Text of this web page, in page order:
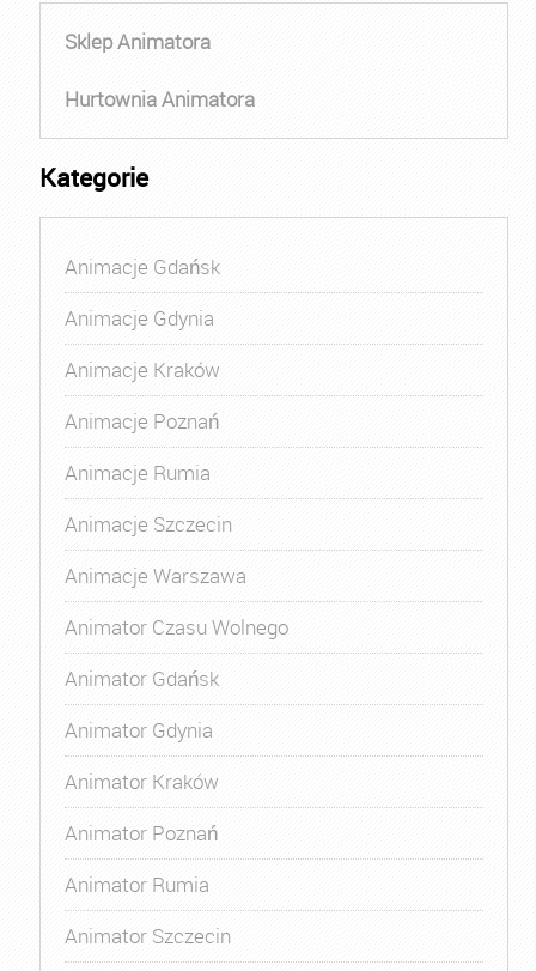
Sklep Animatora
Hurtownia Animatora
Kategorie
Animacje Gdańsk
Animacje Gdynia
Animacje Kraków
Animacje Poznań
Animacje Rumia
Animacje Szczecin
Animacje Warszawa
Animator Czasu Wolnego
Animator Gdańsk
Animator Gdynia
Animator Kraków
Animator Poznań
Animator Rumia
Animator Szczecin